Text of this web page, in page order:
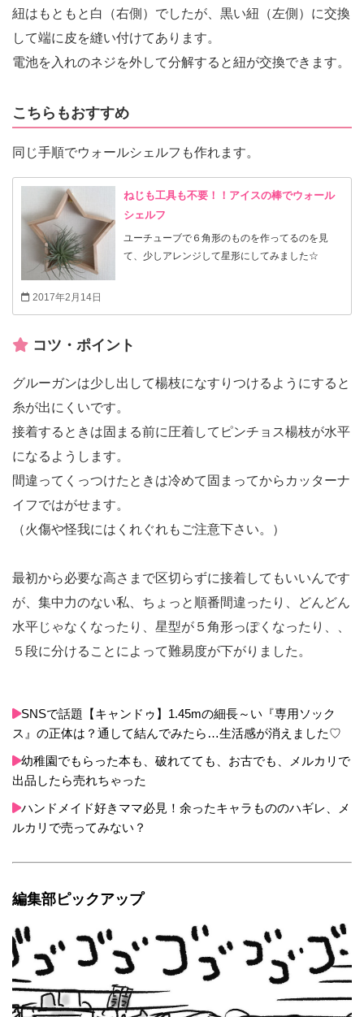
紐はもともと白（右側）でしたが、黒い紐（左側）に交換
して端に皮を縫い付けてあります。
電池を入れのネジを外して分解すると紐が交換できます。
こちらもおすすめ
同じ手順でウォールシェルフも作れます。
ねじも工具も不要！！アイスの棒でウォール
シェルフ
ユーチューブで６角形のものを作ってるのを見
て、少しアレンジして星形にしてみました☆
2017年2月14日
コツ・ポイント
グルーガンは少し出して楊枝になすりつけるようにすると
糸が出にくいです。
接着するときは固まる前に圧着してピンチョス楊枝が水平
になるようします。
間違ってくっつけたときは冷めて固まってからカッターナ
イフではがせます。
（火傷や怪我にはくれぐれもご注意下さい。）
最初から必要な高さまで区切らずに接着してもいいんです
が、集中力のない私、ちょっと順番間違ったり、どんどん
水平じゃなくなったり、星型が５角形っぽくなったり、、
５段に分けることによって難易度が下がりました。
SNSで話題【キャンドゥ】1.45mの細長～い『専用ソック
ス』の正体は？通して結んでみたら…生活感が消えました♡
幼稚園でもらった本も、破れてても、お古でも、メルカリで
出品したら売れちゃった
ハンドメイド好きママ必見！余ったキャラもののハギレ、メ
ルカリで売ってみない？
編集部ピックアップ